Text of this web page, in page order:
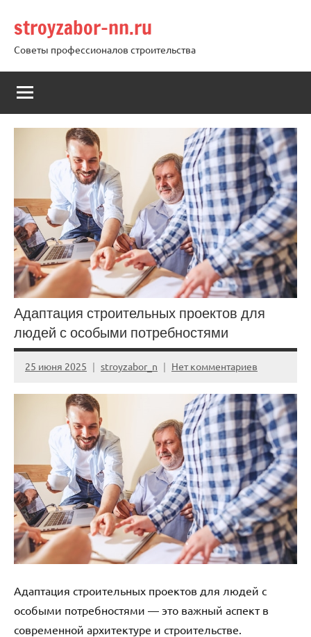
содержимому
stroyzabor-nn.ru
Советы профессионалов строительства
Адаптация строительных проектов для
людей с особыми потребностями
25 июня 2025 stroyzabor_n Нет комментариев
Адаптация строительных проектов для людей с
особыми потребностями — это важный аспект в
современной архитектуре и строительстве.